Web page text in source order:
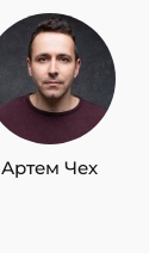
Артем Чех